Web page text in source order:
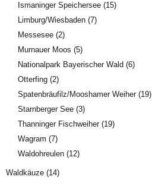
Ismaninger Speichersee (15)
Limburg/Wiesbaden (7)
Messesee (2)
Murnauer Moos (5)
Nationalpark Bayerischer Wald (6)
Otterfing (2)
Spatenbräufilz/Mooshamer Weiher(19)
Starnberger See (3)
Thanninger Fischweiher(19)
Wagram (7)
Waldohreulen (12)
Waldkäuze (14)